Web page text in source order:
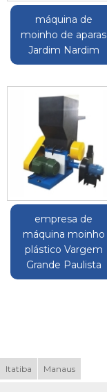
máquina de
moinho de aparas
Jardim Nardim
empresa de
máquina moinho
plástico Vargem
Grande Paulista
Itatiba Manaus